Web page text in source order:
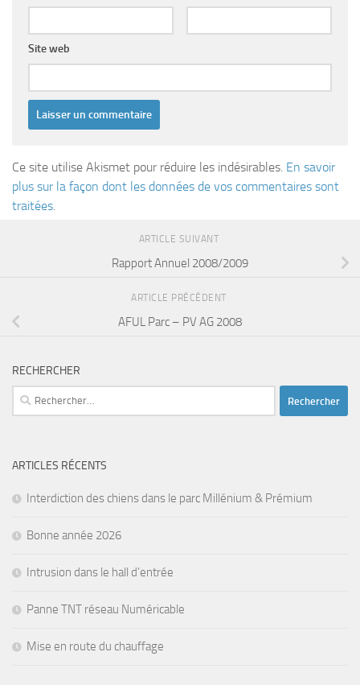
Site web
Ce site utilise Akismet pour réduire les indésirables. En savoir
plus sur la façon dont les données de vos commentaires sont
traitées.
ARTICLE SUIVANT
Rapport Annuel 2008/2009
ARTICLE PRÉCÉDENT
AFUL Parc – PV AG 2008
RECHERCHER
Rechercher :
ARTICLES RÉCENTS
Interdiction des chiens dans le parc Millénium & Prémium
Bonne année 2026
Intrusion dans le hall d’entrée
Panne TNT réseau Numéricable
Mise en route du chauffage